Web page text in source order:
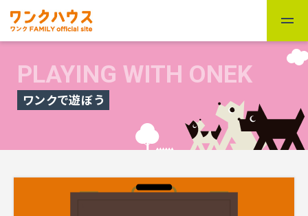
PLAYING WITH ONEK
ワンクで遊ぼう